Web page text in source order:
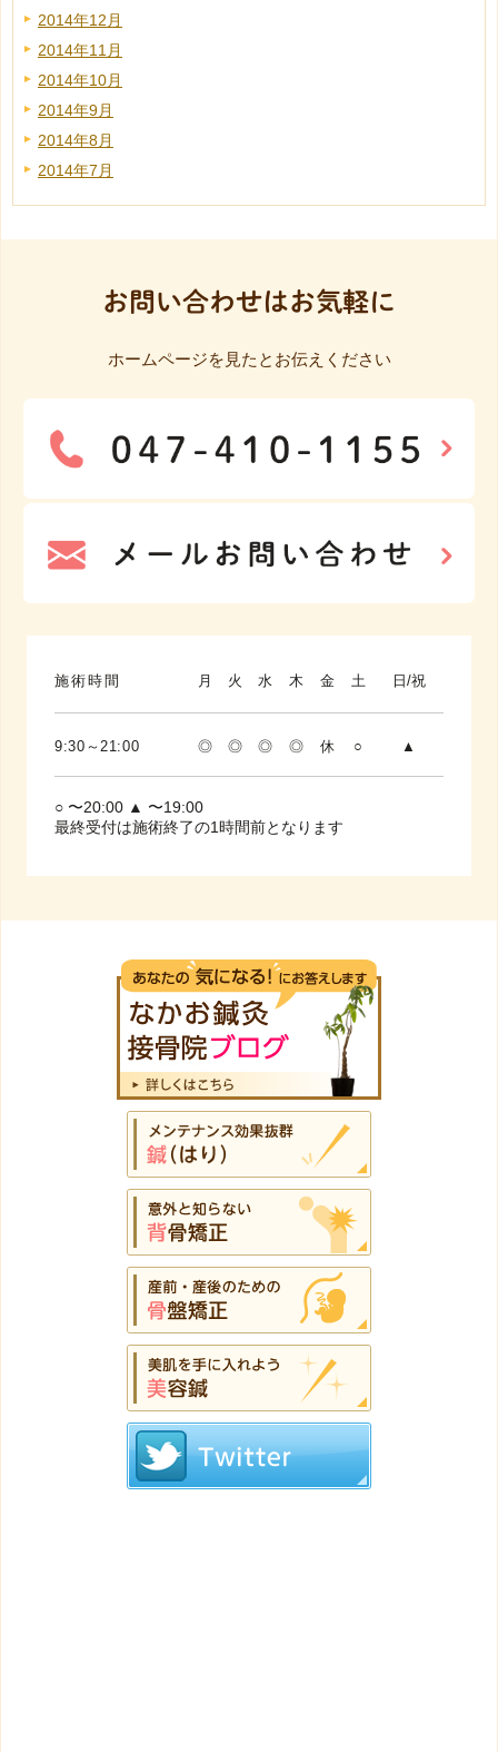
2014年12月
2014年11月
2014年10月
2014年9月
2014年8月
2014年7月
お問い合わせはお気軽に
ホームページを見たとお伝えください
施術時間 月 火 水 木 金 土 日/祝
9:30～21:00 ◎ ◎ ◎ ◎ 休 ○ ▲
○ 〜20:00 ▲ 〜19:00
最終受付は施術終了の1時間前となります